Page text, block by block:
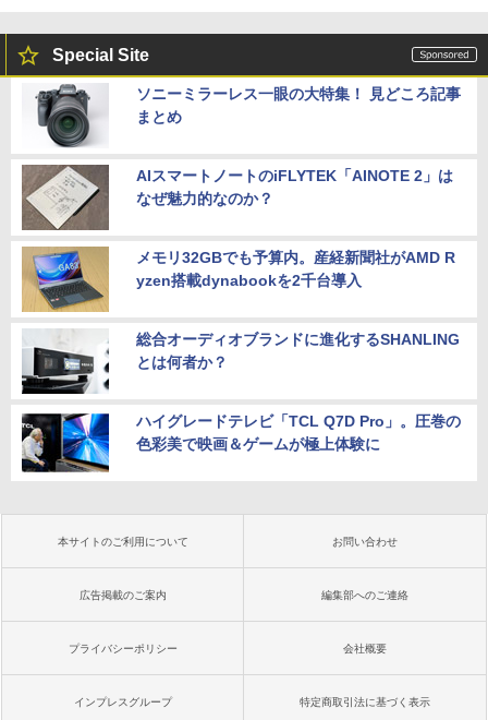
Special Site
ソニーミラーレス一眼の大特集！ 見どころ記事
まとめ
AIスマートノートのiFLYTEK「AINOTE 2」は
なぜ魅力的なのか？
メモリ32GBでも予算内。産経新聞社がAMD R
yzen搭載dynabookを2千台導入
総合オーディオブランドに進化するSHANLING
とは何者か？
ハイグレードテレビ「TCL Q7D Pro」。圧巻の
色彩美で映画＆ゲームが極上体験に
本サイトのご利用について お問い合わせ
広告掲載のご案内 編集部へのご連絡
プライバシーポリシー 会社概要
インプレスグループ 特定商取引法に基づく表示